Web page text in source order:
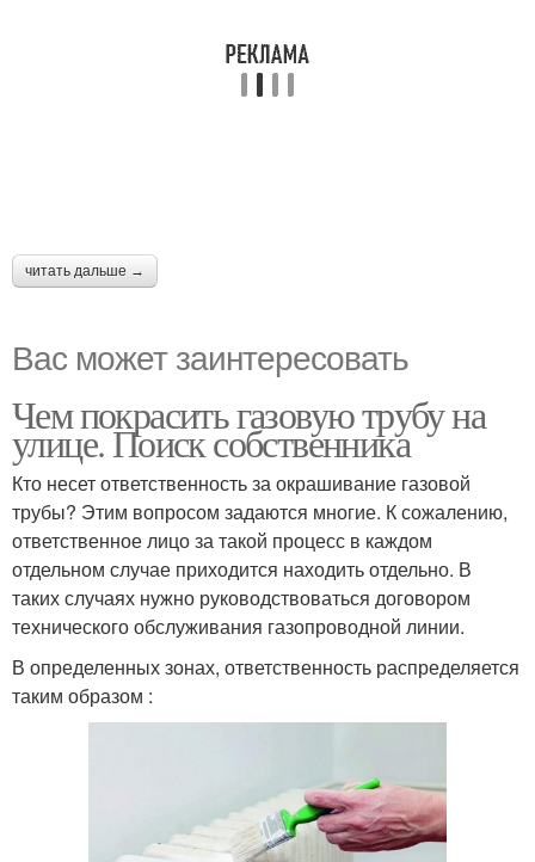
читать дальше →
Вас может заинтересовать
Чем покрасить газовую трубу на
улице. Поиск собственника
Кто несет ответственность за окрашивание газовой
трубы? Этим вопросом задаются многие. К сожалению,
ответственное лицо за такой процесс в каждом
отдельном случае приходится находить отдельно. В
таких случаях нужно руководствоваться договором
технического обслуживания газопроводной линии.
В определенных зонах, ответственность распределяется
таким образом :